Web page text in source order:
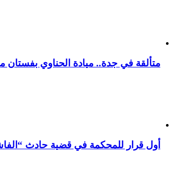
متألقة في جدة.. ميادة الحناوي بفستان
أول قرار للمحكمة في قضية حادث